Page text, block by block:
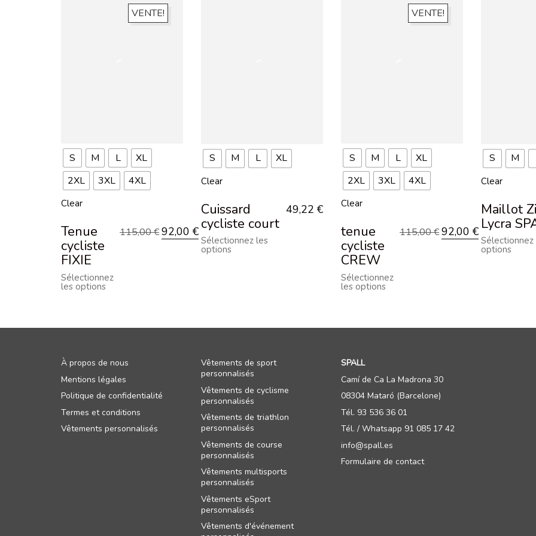
VENTE!
S M L
XL
2XL
3XL 4XL
Clear
Tenue
cycliste
FIXIE
Sélectionnez
les options
115,00€92,00 €
S M L XL
Clear
Cuissard
cycliste court
Sélectionnez les
options
49,22 €
VENTE!
S M L
XL
2XL
3XL 4XL
Clear
tenue
cycliste
CREW
Sélectionnez
les options
115,00€92,00 €
S M
Clear
Maillot
Lycra
Sélectionnez
options
À propos de nous
Mentions légales
Politique de confidentialité
Termes et conditions
Vêtements personnalisés
Vêtements de sport
personnalisés
Vêtements de cyclisme
personnalisés
Vêtements de triathlon
personnalisés
Vêtements de course
personnalisés
Vêtements multisports
personnalisés
Vêtements eSport
personnalisés
Vêtements d'événement
SPALL
Camí de Ca La Madrona 30
08304 Mataró (Barcelone)
Tél. 93 536 36 01
Tél. / Whatsapp 91 085 17 42
info@spall.es
Formulaire de contact